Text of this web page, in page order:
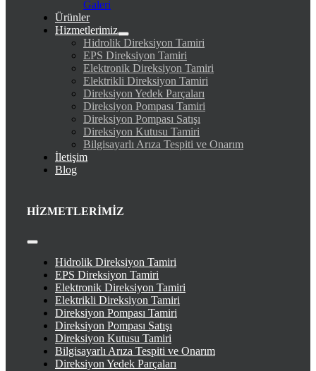
Galeri
Ürünler
Hizmetlerimiz
Hidrolik Direksiyon Tamiri
EPS Direksiyon Tamiri
Elektronik Direksiyon Tamiri
Elektrikli Direksiyon Tamiri
Direksiyon Yedek Parçaları
Direksiyon Pompası Tamiri
Direksiyon Pompası Satışı
Direksiyon Kutusu Tamiri
Bilgisayarlı Arıza Tespiti ve Onarım
İletişim
Blog
HİZMETLERİMİZ
Toggle
NavigationHidrolik Direksiyon Tamiri
EPS Direksiyon Tamiri
Elektronik Direksiyon Tamiri
Elektrikli Direksiyon Tamiri
Direksiyon Pompası Tamiri
Direksiyon Pompası Satışı
Direksiyon Kutusu Tamiri
Bilgisayarlı Arıza Tespiti ve Onarım
Direksiyon Yedek Parçaları